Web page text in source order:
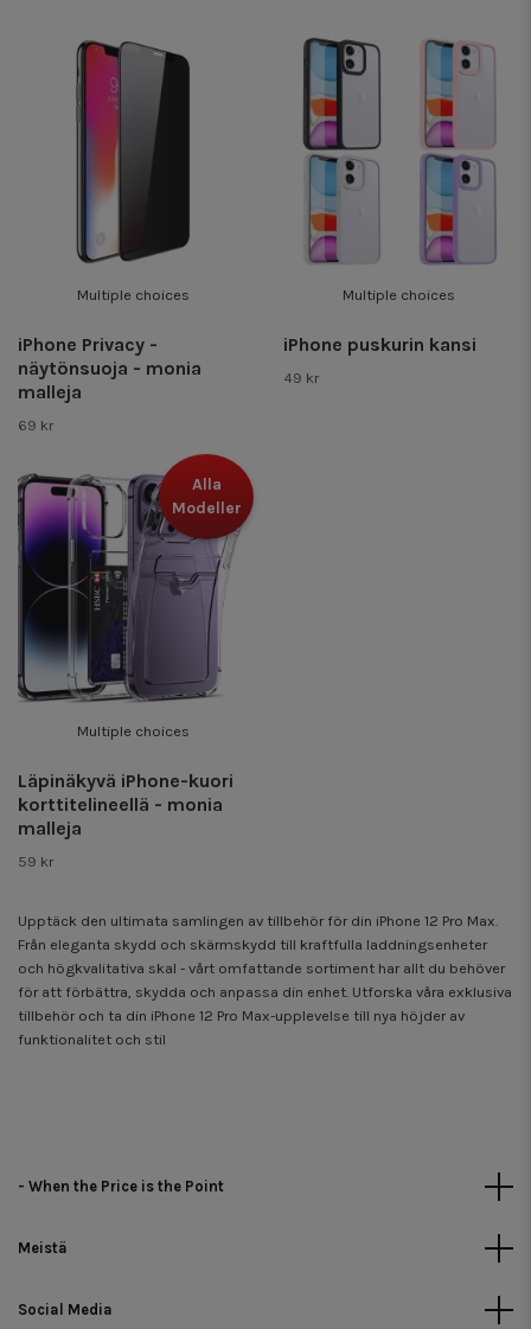
Multiple choices
iPhone Privacy -
näytönsuoja - monia
malleja
69 kr
Multiple choices
iPhone puskurin kansi
49 kr
Alla
Modeller
Multiple choices
Läpinäkyvä iPhone-kuori
korttitelineellä - monia
malleja
59 kr
Upptäck den ultimata samlingen av tillbehör för din iPhone 12 Pro Max.
Från eleganta skydd och skärmskydd till kraftfulla laddningsenheter
och högkvalitativa skal - vårt omfattande sortiment har allt du behöver
för att förbättra, skydda och anpassa din enhet. Utforska våra exklusiva
tillbehör och ta din iPhone 12 Pro Max-upplevelse till nya höjder av
funktionalitet och stil
- When the Price is the Point
Meistä
Social Media